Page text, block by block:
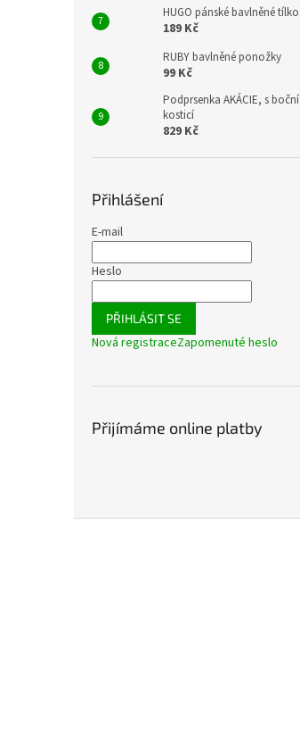
HUGO pánské bavlněné tílko
189 Kč
RUBY bavlněné ponožky
99 Kč
Podprsenka AKÁCIE, s boční
kosticí
829 Kč
Přihlášení
E-mail
Heslo
PŘIHLÁSIT SE
Nová registraceZapomenuté heslo
Přijímáme online platby